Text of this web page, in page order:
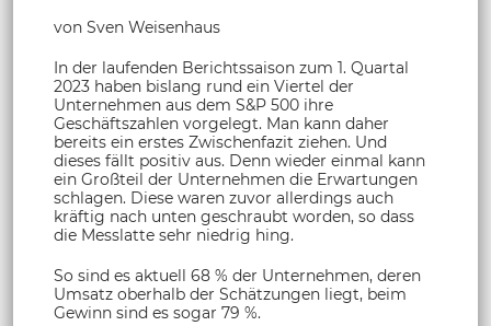
von Sven Weisenhaus
In der laufenden Berichtssaison zum 1. Quartal
2023 haben bislang rund ein Viertel der
Unternehmen aus dem S&P 500 ihre
Geschäftszahlen vorgelegt. Man kann daher
bereits ein erstes Zwischenfazit ziehen. Und
dieses fällt positiv aus. Denn wieder einmal kann
ein Großteil der Unternehmen die Erwartungen
schlagen. Diese waren zuvor allerdings auch
kräftig nach unten geschraubt worden, so dass
die Messlatte sehr niedrig hing.
So sind es aktuell 68 % der Unternehmen, deren
Umsatz oberhalb der Schätzungen liegt, beim
Gewinn sind es sogar 79 %.